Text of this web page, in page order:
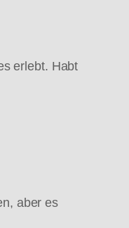
erlebt. Habt
aber es